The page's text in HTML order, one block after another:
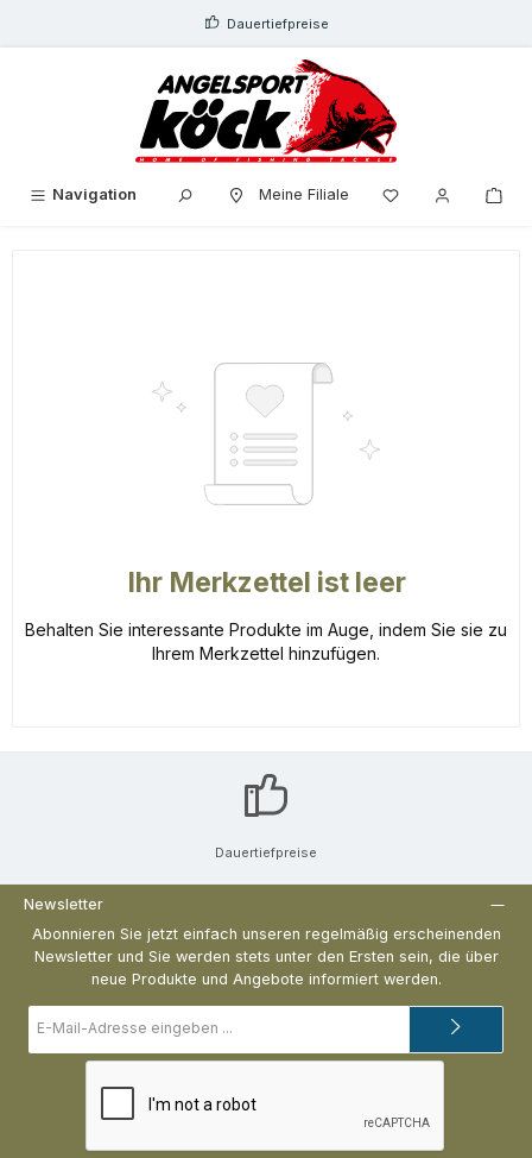
Dauertiefpreise
Navigation Meine Filiale
Ihr Merkzettel ist leer
Behalten Sie interessante Produkte im Auge, indem Sie sie zu
Ihrem Merkzettel hinzufügen.
Dauertiefpreise
Newsletter
Abonnieren Sie jetzt einfach unseren regelmäßig erscheinenden
Newsletter und Sie werden stets unter den Ersten sein, die über
neue Produkte und Angebote informiert werden.
Mail-